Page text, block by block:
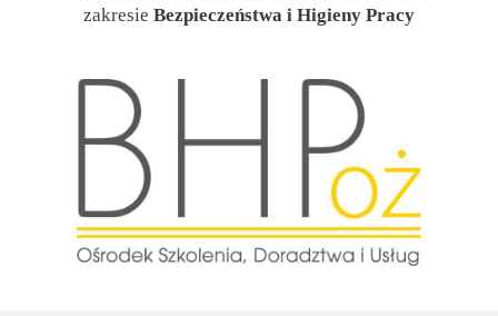
zakresie Bezpieczeństwa i Higieny Pracy